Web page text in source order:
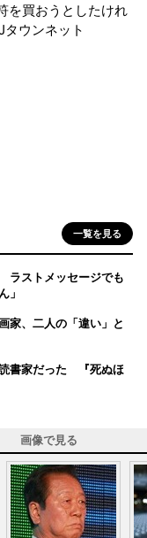
を買おうとしたけれ
ウンネット
一覧を見る
ラストメッセージでも
」
家、二人の「違い」と
書家だった 『死ぬほ
画像で見る